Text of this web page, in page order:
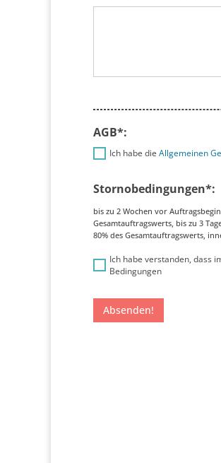
AGB*:
Ich habe die Allgemeinen
Stornobedingungen*:
bis zu 2 Wochen vor
Gesamtauftragswerts, bis zu 3
80% des Gesamtauftragswerts,
Ich habe verstanden, dass
Bedingungen
Absenden!